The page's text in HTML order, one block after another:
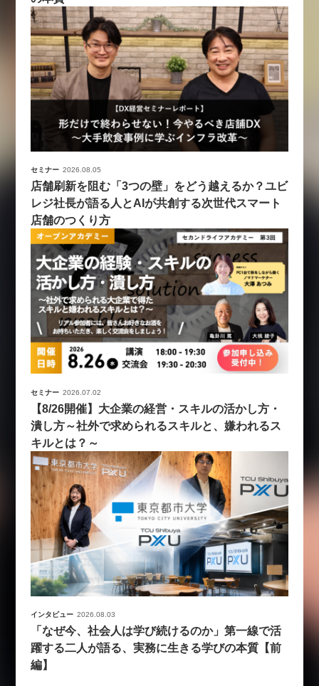
セミナー 2026.08.05
店舗刷新を阻む「3つの壁」をどう越えるか？ユビ
レジ社長が語る人とAIが共創する次世代スマート
店舗のつくり方
セミナー 2026.07.02
【8/26開催】大企業の経営・スキルの活かし方・
潰し方～社外で求められるスキルと、嫌われるス
キルとは？～
インタビュー 2026.08.03
「なぜ今、社会人は学び続けるのか」第一線で活
躍する二人が語る、実務に生きる学びの本質【前
編】